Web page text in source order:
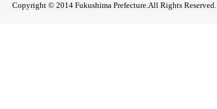
Copyright © 2014 Fukushima Prefecture.All Rights Reserved.